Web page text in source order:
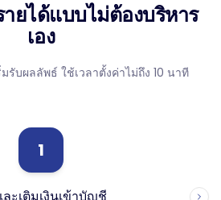
ยได้แบบไม่ต้องบริหาร
เอง
รับผลลัพธ์ ใช้เวลาตั้งค่าไม่ถึง 10 นาที
1